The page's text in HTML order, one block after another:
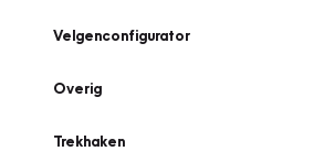
Velgenconfigurator
Overig
Trekhaken